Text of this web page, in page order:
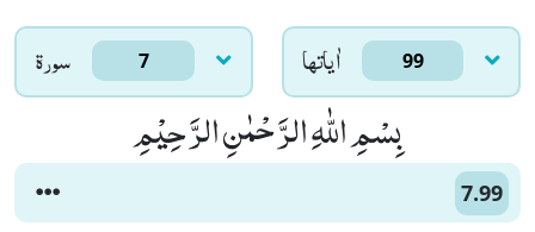
سورۃ 7 اٰياتها 99
بِسْمِ اللّٰهِ الرَّحْمٰنِ الرَّحِیْمِ
7.99